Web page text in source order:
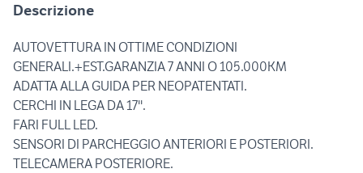
Descrizione
AUTOVETTURA IN OTTIME CONDIZIONI
GENERALI.+EST.GARANZIA 7 ANNI O 105.000KM
ADATTA ALLA GUIDA PER NEOPATENTATI.
CERCHI IN LEGA DA 17''.
FARI FULL LED.
SENSORI DI PARCHEGGIO ANTERIORI E POSTERIORI.
TELECAMERA POSTERIORE.